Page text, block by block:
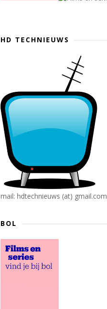
HD TECHNIEUWS
mail: hdtechnieuws (at) gmail.com
BOL